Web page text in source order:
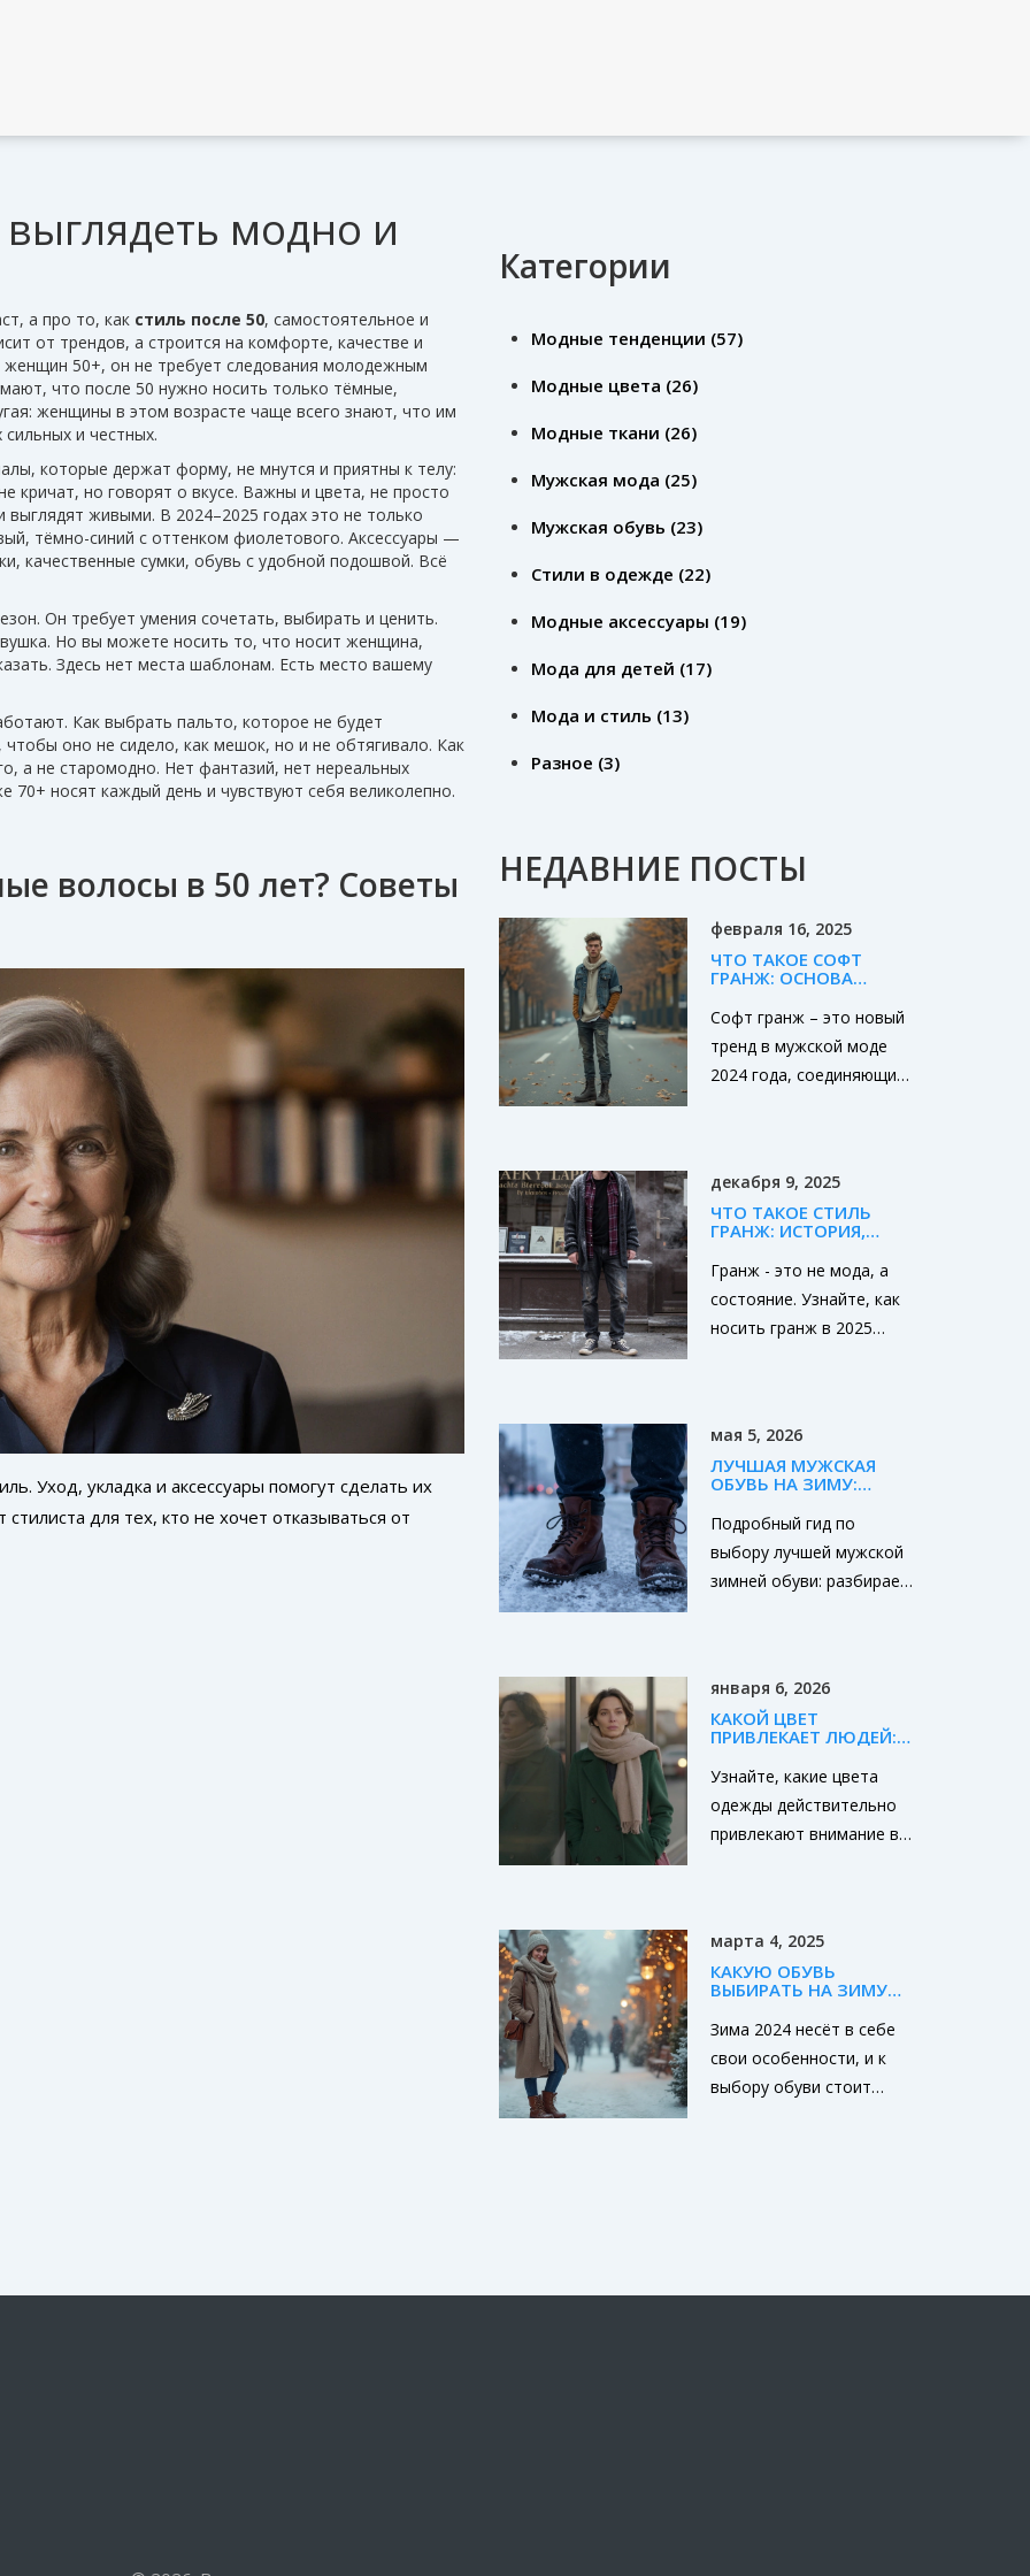
модно и
а про то, как стиль после 50, самостоятельное и
от трендов, а строится на комфорте, качестве и
женщин 50+, он не требует следования молодежным
что после 50 нужно носить только тёмные,
женщины в этом возрасте чаще всего знают, что им
и честных.
которые держат форму, не мнутся и приятны к телу:
кричат, но говорят о вкусе. Важны и цвета, не просто
выглядят живыми. В 2024–2025 годах это не только
тёмно-синий с оттенком фиолетового. Аксессуары —
качественные сумки, обувь с удобной подошвой. Всё
Он требует умения сочетать, выбирать и ценить.
Но вы можете носить то, что носит женщина,
Здесь нет места шаблонам. Есть место вашему
Как выбрать пальто, которое не будет
оно не сидело, как мешок, но и не обтягивало. Как
а не старомодно. Нет фантазий, нет нереальных
носят каждый день и чувствуют себя великолепно.
волосы в 50 лет? Советы
Уход, укладка и аксессуары помогут сделать их
для тех, кто не хочет отказываться от
Категории
Модные тенденции (57)
Модные цвета (26)
Модные ткани (26)
Мужская мода (25)
Мужская обувь (23)
Стили в одежде (22)
Модные аксессуары (19)
Мода для детей (17)
Мода и стиль (13)
Разное (3)
НЕДАВНИЕ ПОСТЫ
февраля 16, 2025
ЧТО ТАКОЕ СОФТ
ГРАНЖ: ОСНОВА
Софт гранж – это новый
тренд в мужской моде
2024 года, соединяющий
материалов. Этот стиль
позволяет выразить
индивидуальность через
свободный крой и
многослойность,
оставаясь при этом в
стоит добавить в
гардероб, чтобы создать
образ в стиле софт
гранж.
декабря 9, 2025
ЧТО ТАКОЕ СТИЛЬ
ГРАНЖ: ИСТОРИЯ,
НОСИТЬ В 2025
Гранж - это не мода, а
состояние. Узнайте, как
носить гранж в 2025
найти настоящую
одежду без лишних трат.
мая 5, 2026
ЛУЧШАЯ МУЖСКАЯ
ОБУВЬ НА ЗИМУ:
И СОВЕТЫ ПО ВЫБОРУ
Подробный гид по
выбору лучшей мужской
зимней обуви: разбираем
чтобы ноги оставались
теплыми и сухими даже в
самые сильные морозы.
января 6, 2026
КАКОЙ ЦВЕТ
ПРИВЛЕКАЕТ ЛЮДЕЙ:
ТРЕНДЫ МОДНЫХ
ОТТЕНКОВ В 2026
ГОДУ
Узнайте, какие цвета
одежды действительно
привлекают внимание в
цвета, тренды и как
выбрать свой идеальный
марта 4, 2025
КАКУЮ ОБУВЬ
ВЫБИРАТЬ НА ЗИМУ
МУЖЧИН
Зима 2024 несёт в себе
свои особенности, и к
выбору обуви стоит